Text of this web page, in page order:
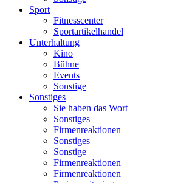
Sport
Fitnesscenter
Sportartikelhandel
Unterhaltung
Kino
Bühne
Events
Sonstige
Sonstiges
Sie haben das Wort
Sonstiges
Firmenreaktionen
Sonstiges
Sonstige
Firmenreaktionen
Firmenreaktionen